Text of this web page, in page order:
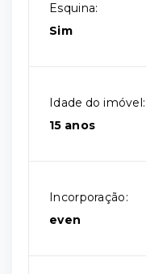
Esquina:
Sim
Idade do imóvel:
15 anos
Incorporação:
even